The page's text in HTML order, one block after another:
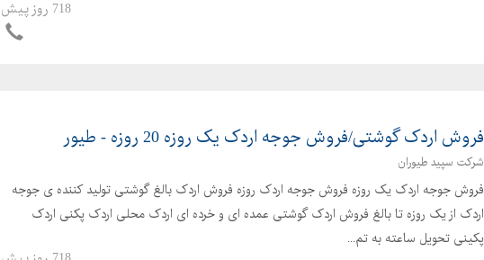
718 روز پیش
فروش اردک گوشتی/فروش جوجه اردک یک روزه 20 روزه - طیور
شرکت سپید طیوران
فروش جوجه اردک یک روزه فروش جوجه اردک روزه فروش اردک بالغ گوشتی تولید کننده ی جوجه
اردک از یک روزه تا بالغ فروش اردک گوشتی عمده ای و خرده ای اردک محلی اردک پکنی اردک
پکینی تحویل ساعته به تم...